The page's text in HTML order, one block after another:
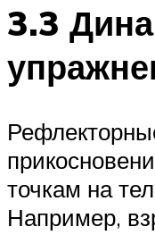
3.3
точкам на
Например,